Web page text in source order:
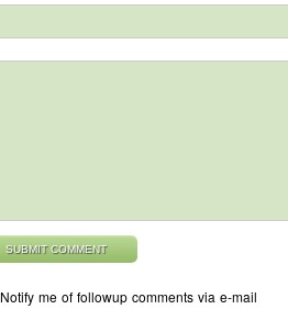
Notify me of followup comments via e-mail